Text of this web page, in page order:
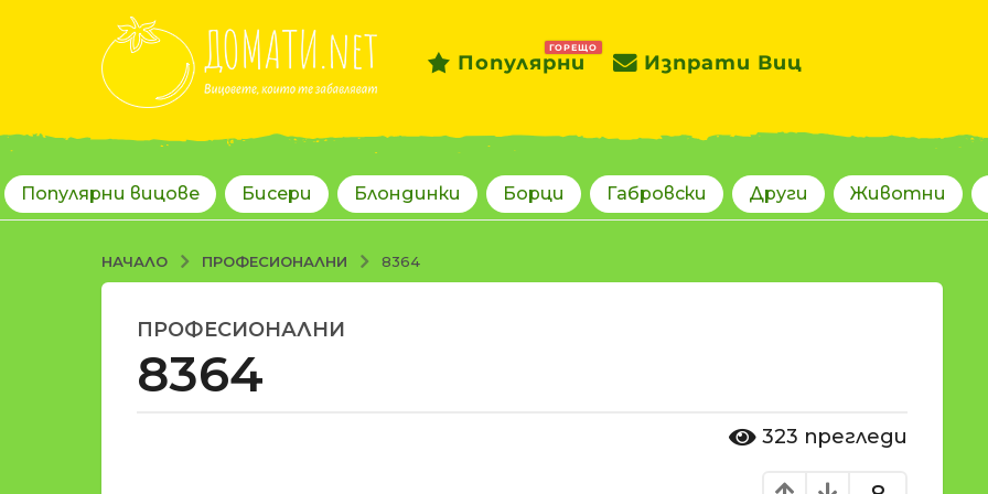
Популярни
ГОРЕЩО
Изпрати Виц
Популярни вицове Бисери Блондинки Борци Габровски Други Животни
НАЧАЛО ПРОФЕСИОНАЛНИ 8364
1
8
г
ПРОФЕСИОНАЛНИ
8364
323 прегледи